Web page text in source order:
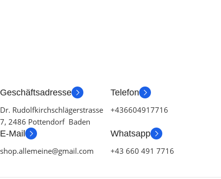
Geschäftsadresse
Dr. Rudolfkirchschlägerstrasse
7, 2486 Pottendorf Baden
Telefon
+436604917716
E-Mail
shop.allemeine@gmail.com
Whatsapp
+43 660 491 7716